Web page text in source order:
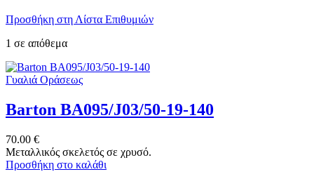
Προσθήκη στη Λίστα Επιθυμιών
1 σε απόθεμα
Γυαλιά Οράσεως
Barton BA095/J03/50-19-140
70.00 €
Μεταλλικός σκελετός σε χρυσό.
Προσθήκη στο καλάθι